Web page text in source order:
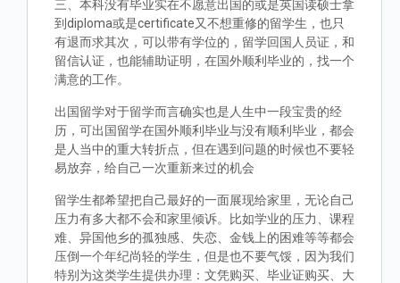
三、本科没有毕业实在不愿意出国的或是英国读硕士拿
到diploma或是certificate又不想重修的留学生，也只
有退而求其次，可以带有学位的，留学回国人员证，和
留信认证，也能辅助证明，在国外顺利毕业的，找一个
满意的工作。
出国留学对于留学而言确实也是人生中一段宝贵的经
历，可出国留学在国外顺利毕业与没有顺利毕业，都会
是人当中的重大转折点，但在遇到问题的时候也不要轻
易放弃，给自己一次重新来过的机会
留学生都希望把自己最好的一面展现给家里，无论自己
压力有多大都不会和家里倾诉。比如学业的压力、课程
难、异国他乡的孤独感、失恋、金钱上的困难等等都会
压倒一个年纪尚轻的学生，但是也不要气馁，因为我们
特别为这类学生提供办理：文凭购买、毕业证购买、大